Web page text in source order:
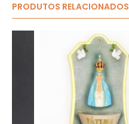
PRODUTOS RELACIONADOS